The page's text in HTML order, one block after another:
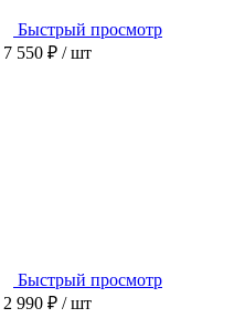
Быстрый просмотр
7 550 ₽ / шт
Быстрый просмотр
2 990 ₽ / шт